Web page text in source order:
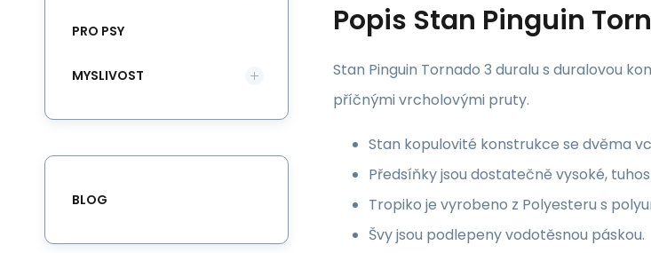
Popis Stan Pinguin
Stan Pinguin Tornado 3 duralu s duralovou
příčnými vrcholovými pruty.
Stan kopulovité konstrukce se dvěma
Předsíňky jsou dostatečně vysoké,
Tropiko je vyrobeno z Polyesteru s
Švy jsou podlepeny vodotěsnou páskou.
PRO PSY
MYSLIVOST
BLOG